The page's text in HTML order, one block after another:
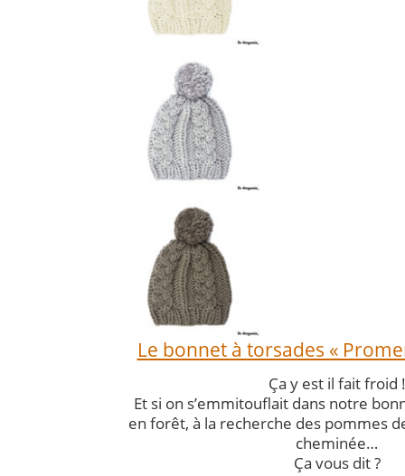
Le bonnet à torsades «
Ça y est il fait froid !
Et si on s’emmitouflait dans notre
en forêt, à la recherche des pommes
cheminée…
Ça vous dit ?